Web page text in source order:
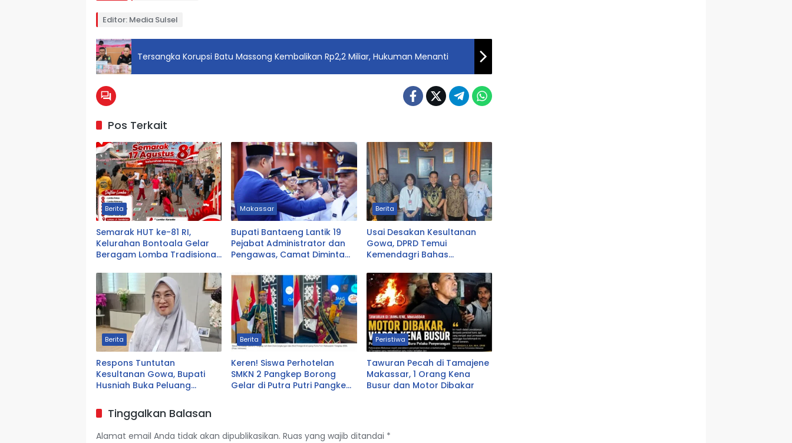
Editor: Media Sulsel
Tersangka Korupsi Batu Massong Kembalikan Rp2,2 Miliar, Hukuman Menanti
Pos Terkait
Berita
Semarak HUT ke-81 RI,
Kelurahan Bontoala Gelar
Beragam Lomba Tradisional
Makassar
Bupati Bantaeng Lantik 19
Pejabat Administrator dan
Pengawas, Camat Diminta
Berita
Usai Desakan Kesultanan
Gowa, DPRD Temui
Kemendagri Bahas
Berita
Respons Tuntutan
Kesultanan Gowa, Bupati
Husniah Buka Peluang
Direvisi Bahkan Diganti
Berita
Keren! Siswa Perhotelan
SMKN 2 Pangkep Borong
Gelar di Putra Putri Pangkep
Peristiwa
Tawuran Pecah di Tamajene
Makassar, 1 Orang Kena
Busur dan Motor Dibakar
Tinggalkan Balasan
Alamat email Anda tidak akan dipublikasikan. Ruas yang wajib ditandai *